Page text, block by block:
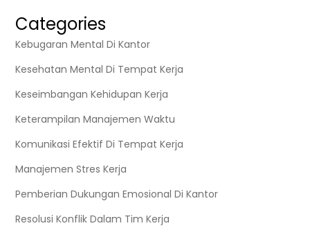
Categories
Kebugaran Mental Di Kantor
Kesehatan Mental Di Tempat Kerja
Keseimbangan Kehidupan Kerja
Keterampilan Manajemen Waktu
Komunikasi Efektif Di Tempat Kerja
Manajemen Stres Kerja
Pemberian Dukungan Emosional Di Kantor
Resolusi Konflik Dalam Tim Kerja